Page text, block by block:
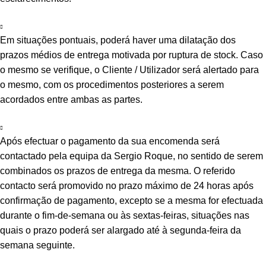
Em situações pontuais, poderá haver uma dilatação dos
prazos médios de entrega motivada por ruptura de stock. Caso
o mesmo se verifique, o Cliente / Utilizador será alertado para
o mesmo, com os procedimentos posteriores a serem
acordados entre ambas as partes.
Após efectuar o pagamento da sua encomenda será
contactado pela equipa da Sergio Roque, no sentido de serem
combinados os prazos de entrega da mesma. O referido
contacto será promovido no prazo máximo de 24 horas após
confirmação de pagamento, excepto se a mesma for efectuada
durante o fim-de-semana ou às sextas-feiras, situações nas
quais o prazo poderá ser alargado até à segunda-feira da
semana seguinte.